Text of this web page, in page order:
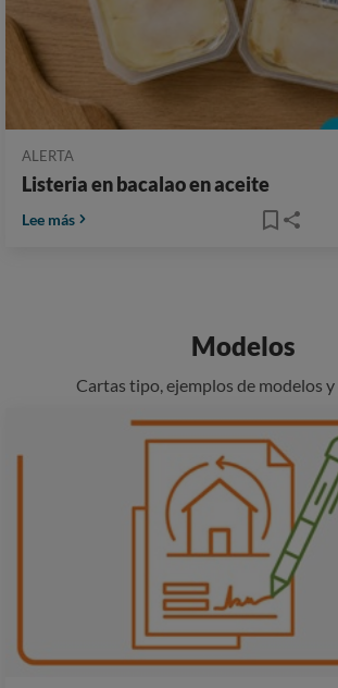
ALERTA
Listeria en bacalao en aceite
Lee más
Modelos
Cartas tipo, ejemplos de modelos